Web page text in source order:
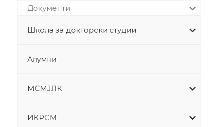
Документи
Школа за докторски студии
Алумни
МСМЈЛК
ИКРСМ